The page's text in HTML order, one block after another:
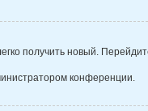
получить новый.
конференции.